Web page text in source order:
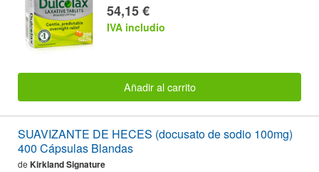
54,15 €
IVA includio
Añadir al carrito
SUAVIZANTE DE HECES (docusato de sodio 100mg)
400 Cápsulas Blandas
de Kirkland Signature